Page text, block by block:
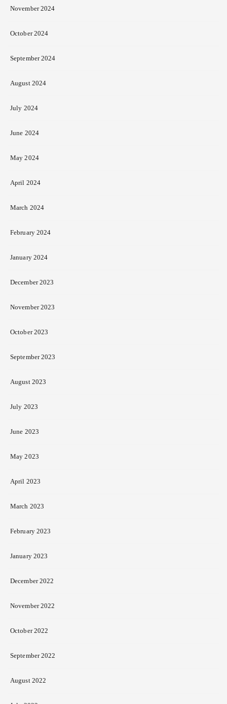
November 2024
October 2024
September 2024
August 2024
July 2024
June 2024
May 2024
April 2024
March 2024
February 2024
January 2024
December 2023
November 2023
October 2023
September 2023
August 2023
July 2023
June 2023
May 2023
April 2023
March 2023
February 2023
January 2023
December 2022
November 2022
October 2022
September 2022
August 2022